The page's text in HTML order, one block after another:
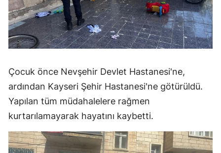
Çocuk önce Nevşehir Devlet Hastanesi'ne,
ardından Kayseri Şehir Hastanesi'ne götürüldü.
Yapılan tüm müdahalelere rağmen
kurtarılamayarak hayatını kaybetti.